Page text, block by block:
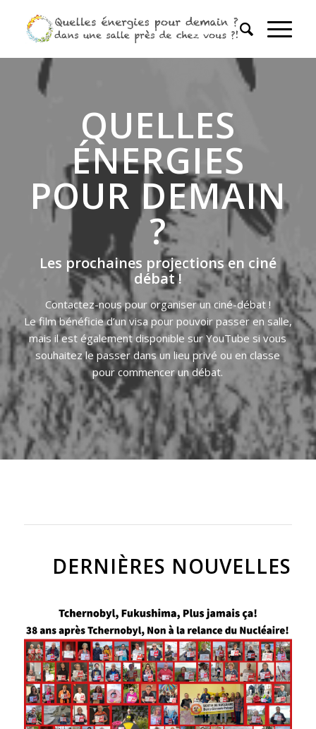
QUELLES
ÉNERGIES
POUR DEMAIN
?
Les prochaines projections en ciné
débat !
Contactez-nous pour organiser un ciné-débat !
Le film bénéficie d’un visa pour pouvoir passer en salle,
mais il est également disponible sur YouTube si vous
souhaitez le passer dans un lieu privé ou en classe
pour commencer un débat.
DERNIÈRES NOUVELLES